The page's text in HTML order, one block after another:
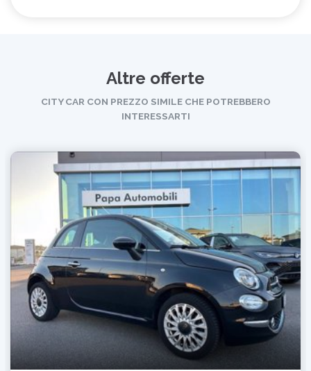
Altre offerte
CITY CAR CON PREZZO SIMILE CHE POTREBBERO
INTERESSARTI